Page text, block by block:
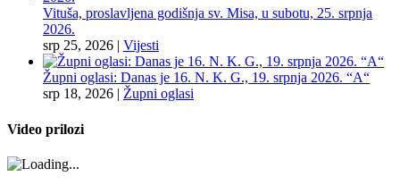
Vituša, proslavljena godišnja sv. Misa, u subotu, 25. srpnja
2026.
srp 25, 2026 | Vijesti
Župni oglasi: Danas je 16. N. K. G., 19. srpnja 2026. “A“
srp 18, 2026 | Župni oglasi
Video prilozi